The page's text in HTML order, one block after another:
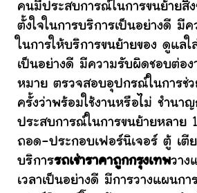
คนมีประสบการณ์ในการขนย้ายสิ่
ตั้งใจในการบริการเป็นอย่างดี มี
ในการให้บริการขนย้ายของ ดูแล
เป็นอย่างดี มีความรับผิดชอบต่อ
หมาย ตรวจสอบอุปกรณ์ในการช่
ครั้งว่าพร้อมใช้งานหรือไม่ ชำนา
ประสบการณ์ในการขนย้ายหลาย
ถอด-ประกอบเฟอร์นิเจอร์ ตู้ เตี
บริการรถเช่าราคาถูกกรุงเทพวาง
เวลาเป็นอย่างดี มีการวางแผนกา